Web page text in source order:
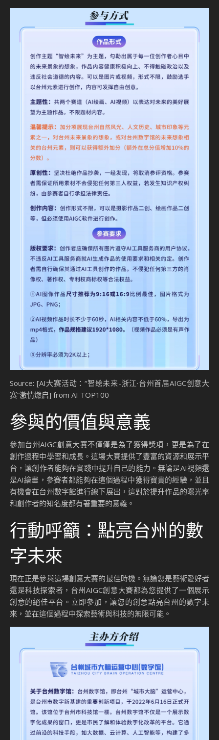
Source: [AI大赛活动：“智绘未来-浙江·台州首届AIGC创意大
赛”激情燃启] from AI TOP100
參與的價值與意義
參加台州AIGC創意大賽不僅僅是為了獲得獎項，更是為了在
創作過程中學習和成長。這場大賽提供了豐富的資源和展示平
台，讓創作者能夠在實踐中提升自己的能力。無論是AI視頻還
是AI繪畫，參賽者都能夠在這個過程中獲得寶貴的經驗，並且
有機會在台州數字館進行線下展出，這對於提升作品的曝光率
和創作者的知名度都有著重要的意義。
行動呼籲：點亮台州的數
字未來
現在正是參與這場創意大賽的最佳時機。無論您是藝術愛好者
還是科技探索者，台州AIGC創意大賽都為您提供了一個展示
創意的絕佳平台。立即參加，讓您的創意點亮台州的數字未
來，並在這個過程中探索藝術與科技的無限可能。